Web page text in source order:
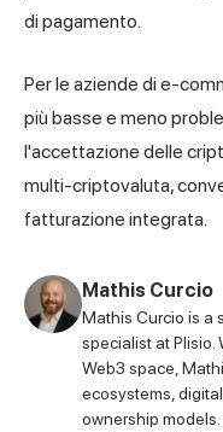
di pagamento.
Per le aziende di e-
più basse e meno
l'accettazione delle
multi-criptovaluta,
fatturazione integrata.
Mathis Curcio
Mathis Curcio is a
specialist at Plisio.
Web3 space,
ecosystems,
ownership